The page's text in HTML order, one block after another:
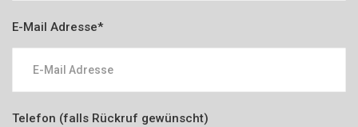
E-Mail Adresse*
Telefon (falls Rückruf gewünscht)